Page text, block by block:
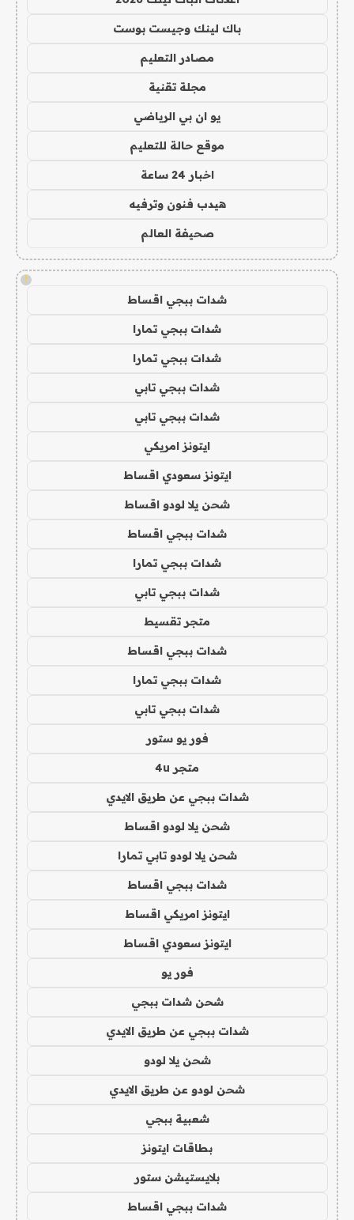
باك لينك وجيست بوست
مصادر التعليم
مجلة تقنية
يو ان بي الرياضي
موقع حالة للتعليم
اخبار 24 ساعة
هيدب فنون وترفيه
صحيفة العالم
!
شدات ببجي اقساط
شدات ببجي تمارا
شدات ببجي تمارا
شدات ببجي تابي
شدات ببجي تابي
ايتونز امريكي
ايتونز سعودي اقساط
شحن يلا لودو اقساط
شدات ببجي اقساط
شدات ببجي تمارا
شدات ببجي تابي
متجر تقسيط
شدات ببجي اقساط
شدات ببجي تمارا
شدات ببجي تابي
فور يو ستور
متجر 4u
شدات ببجي عن طريق الايدي
شحن يلا لودو اقساط
شحن يلا لودو تابي تمارا
شدات ببجي اقساط
ايتونز امريكي اقساط
ايتونز سعودي اقساط
فور يو
شحن شدات ببجي
شدات ببجي عن طريق الايدي
شحن يلا لودو
شحن لودو عن طريق الايدي
شعبية ببجي
بطاقات ايتونز
بلايستيشن ستور
شدات ببجي اقساط